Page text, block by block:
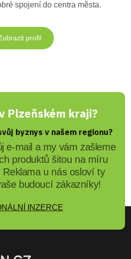
spojení do centra města.
profil
Plzeňském kraji?
byznys v našem regionu?
e-mail a my vám zašleme
produktů šitou na míru
Reklama u nás osloví ty
budoucí zákazníky!
INZERCE